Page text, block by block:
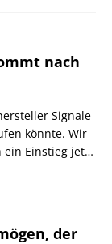
nach
Signale
könnte. Wir
Einstieg jetzt
der